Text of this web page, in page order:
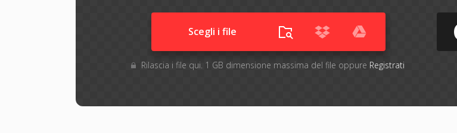
Scegli i file
Rilascia i file qui. 1 GB dimensione massima del file oppure Registrati